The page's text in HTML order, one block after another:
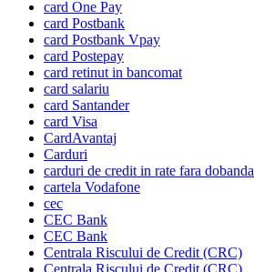
card One Pay
card Postbank
card Postbank Vpay
card Postepay
card retinut in bancomat
card salariu
card Santander
card Visa
CardAvantaj
Carduri
carduri de credit in rate fara dobanda
cartela Vodafone
cec
CEC Bank
CEC Bank
Centrala Riscului de Credit (CRC)
Centrala Riscului de Credit (CRC)